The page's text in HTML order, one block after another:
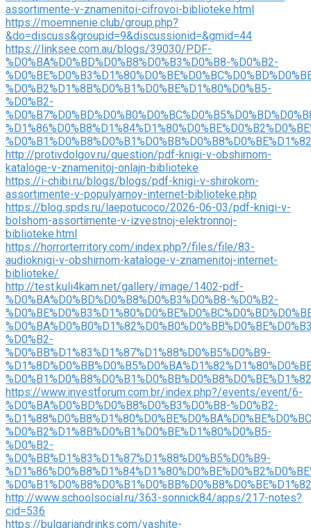
assortimente-v-znamenitoi-cifrovoi-biblioteke.html
https://moemnenie.club/group.php?
&do=discuss&groupid=9&discussionid=&gmid=44
https://linksee.com.au/blogs/39030/PDF-
%D0%BA%D0%BD%D0%B8%D0%B3%D0%B8-%D0%B2-
%D0%B2%D1%8B%D0%B1%D0%BE%D1%80%D0%B5-
%D0%B2-
http://protivdolgov.ru/question/pdf-knigi-v-obshirnom-
kataloge-v-znamenitoj-onlajn-biblioteke
https://i-chibi.ru/blogs/blogs/pdf-knigi-v-shirokom-
assortimente-v-populyarnoy-internet-biblioteke.php
https://blog.spds.ru/laepotucoco/2026-06-03/pdf-knigi-v-
bolshom-assortimente-v-izvestnoj-elektronnoj-
biblioteke.html
https://horrorterritory.com/index.php?/files/file/83-
audioknigi-v-obshirnom-kataloge-v-znamenitoj-internet-
biblioteke/
http://test.kuli4kam.net/gallery/image/1402-pdf-
%D0%BA%D0%BD%D0%B8%D0%B3%D0%B8-%D0%B2-
%D0%B2-
%D0%BB%D1%83%D1%87%D1%88%D0%B5%D0%B9-
https://www.investforum.com.br/index.php?/events/event/6-
%D0%BA%D0%BD%D0%B8%D0%B3%D0%B8-%D0%B2-
%D0%B2%D1%8B%D0%B1%D0%BE%D1%80%D0%B5-
%D0%B2-
%D0%BB%D1%83%D1%87%D1%88%D0%B5%D0%B9-
http://www.schoolsocial.ru/363-sonnick84/apps/217-notes?
cid=536
https://bulgariandrinks.com/vashite-